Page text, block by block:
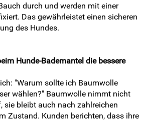
durch und werden mit einer
Das gewährleistet einen sicheren
des Hundes.
Hunde-Bademantel die bessere
"Warum sollte ich Baumwolle
wählen?" Baumwolle nimmt nicht
sie bleibt auch nach zahlreichen
Zustand. Kunden berichten, dass ihre